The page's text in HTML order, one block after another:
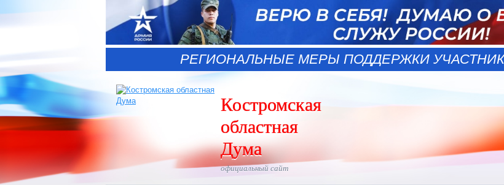
РЕГИОНАЛЬНЫЕ МЕРЫ ПОДДЕРЖКИ
Костромская
областная
Дума
официальный сайт